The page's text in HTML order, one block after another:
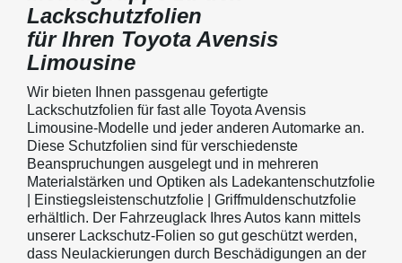
Lackschutzfolien
für Ihren Toyota Avensis
Limousine
Wir bieten Ihnen passgenau gefertigte
Lackschutzfolien für fast alle Toyota Avensis
Limousine-Modelle und jeder anderen Automarke an.
Diese Schutzfolien sind für verschiedenste
Beanspruchungen ausgelegt und in mehreren
Materialstärken und Optiken als Ladekantenschutzfolie
| Einstiegsleistenschutzfolie | Griffmuldenschutzfolie
erhältlich. Der Fahrzeuglack Ihres Autos kann mittels
unserer Lackschutz-Folien so gut geschützt werden,
dass Neulackierungen durch Beschädigungen an der